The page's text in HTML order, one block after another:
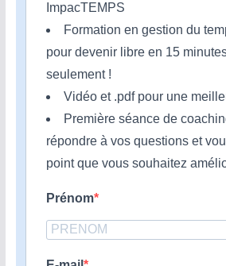
ImpacTEMPS
Formation en gestion du
pour devenir libre en 15
seulement !
Vidéo et .pdf pour une
Première séance de
répondre à vos questions et
point que vous souhaitez
Prénom